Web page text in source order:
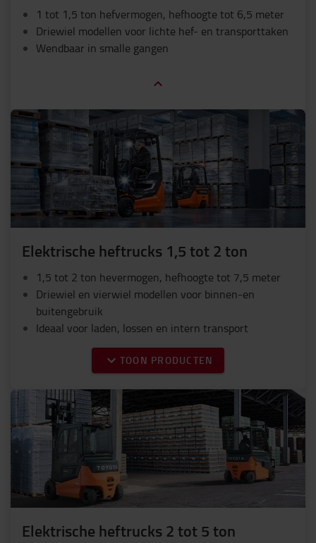
1 tot 1,5 ton hefvermogen, hefhoogte tot 6,5 meter
Driewiel modellen voor lichte hef- en transporttaken
Wendbaar in smalle gangen
Elektrische heftrucks 1,5 tot 2 ton
1,5 tot 2 ton hevermogen, hefhoogte tot 7,5 meter
Driewiel en vierwiel modellen voor binnen-en
buitengebruik
Ideaal voor laden, lossen en intern transport
TOON PRODUCTEN
Elektrische heftrucks 2 tot 5 ton